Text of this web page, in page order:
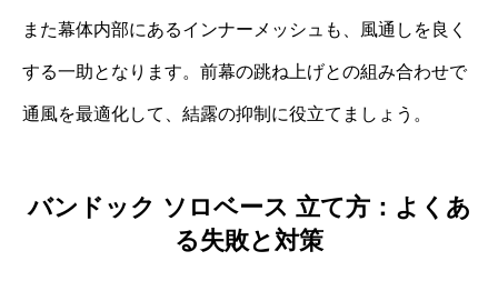
また幕体内部にあるインナーメッシュも、風通しを良く
する一助となります。前幕の跳ね上げとの組み合わせで
通風を最適化して、結露の抑制に役立てましょう。
バンドック ソロベース 立て方：よくあ
る失敗と対策